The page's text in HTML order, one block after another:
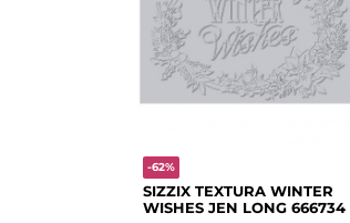
-62%
SIZZIX TEXTURA WINTER
WISHES JEN LONG 666734